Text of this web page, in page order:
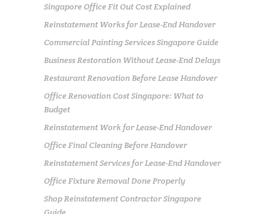
Singapore Office Fit Out Cost Explained
Reinstatement Works for Lease-End Handover
Commercial Painting Services Singapore Guide
Business Restoration Without Lease-End Delays
Restaurant Renovation Before Lease Handover
Office Renovation Cost Singapore: What to
Budget
Reinstatement Work for Lease-End Handover
Office Final Cleaning Before Handover
Reinstatement Services for Lease-End Handover
Office Fixture Removal Done Properly
Shop Reinstatement Contractor Singapore